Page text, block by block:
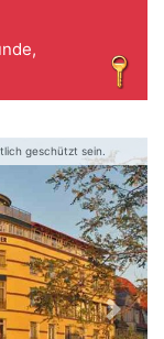
geschützt sein.